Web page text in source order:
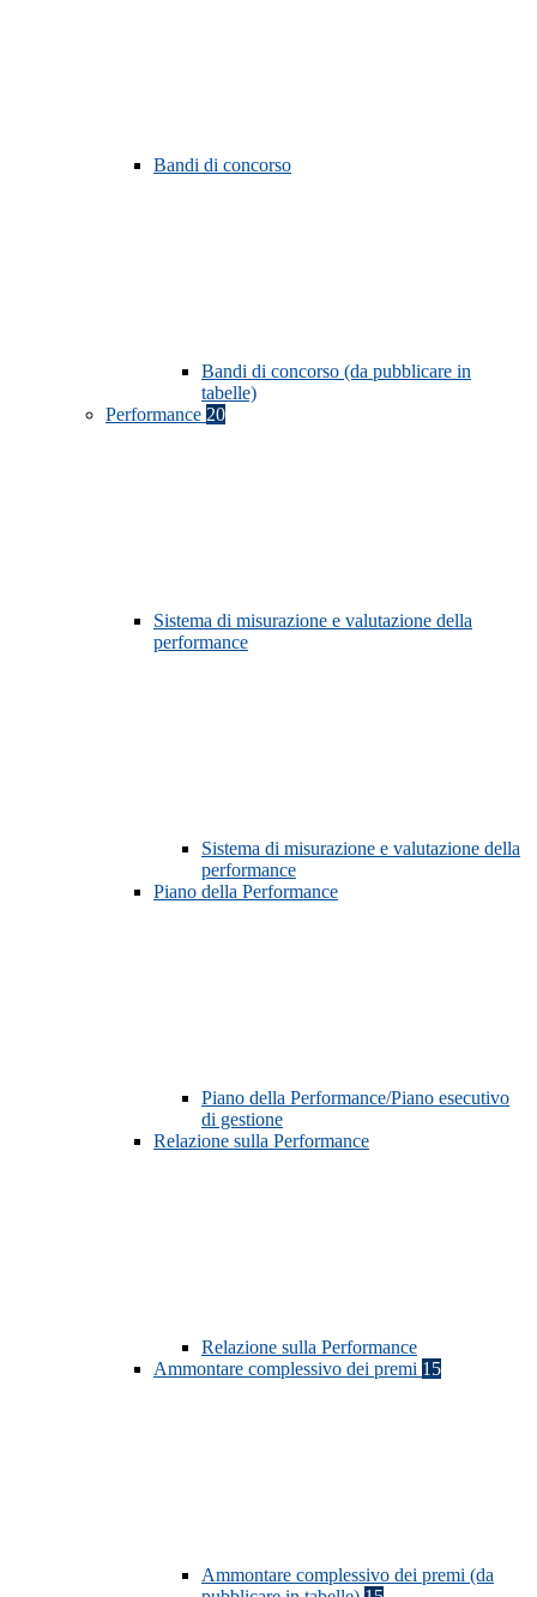
Bandi di concorso
Bandi di concorso (da pubblicare in
tabelle)
Performance 20
Sistema di misurazione e valutazione della
performance
Sistema di misurazione e valutazione della
performance
Piano della Performance
Piano della Performance/Piano esecutivo
di gestione
Relazione sulla Performance
Relazione sulla Performance
Ammontare complessivo dei premi 15
Ammontare complessivo dei premi (da